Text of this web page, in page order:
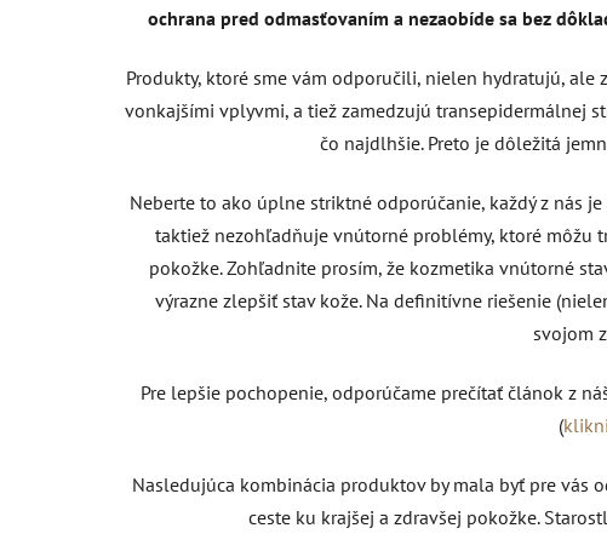
ochrana pred odmasťovaním a nezaobíde sa bez
Produkty, ktoré sme vám odporučili, nielen hydratujú,
vonkajšími vplyvmi, a tiež zamedzujú transepidermálnej
čo najdlhšie. Preto je dôležitá
Neberte to ako úplne striktné odporúčanie, každý z nás
taktiež nezohľadňuje vnútorné problémy, ktoré môžu
pokožke. Zohľadnite prosím, že kozmetika vnútorné
výrazne zlepšiť stav kože. Na definitívne riešenie
svojom
Pre lepšie pochopenie, odporúčame prečítať článok z
(
Nasledujúca kombinácia produktov by mala byť pre
ceste ku krajšej a zdravšej pokožke.